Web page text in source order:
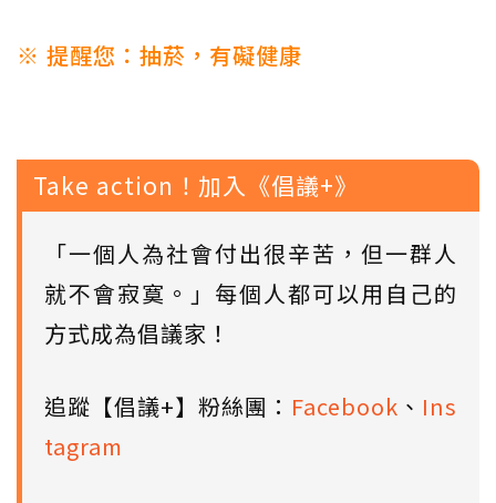
※ 提醒您：抽菸，有礙健康
Take action！加入《倡議+》
「一個人為社會付出很辛苦，但一群人
就不會寂寞。」每個人都可以用自己的
方式成為倡議家！
追蹤【倡議+】粉絲團： Facebook 、 Ins
tagram